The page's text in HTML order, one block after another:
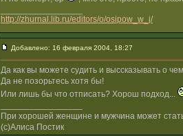
http://zhurnal.lib.ru/editors/o/osipow_w_j/
Добавлено: 16 февраля 2004, 18:27
Да как вы можете судить и выссказывать о
Да не позорьтесь хотя бы!
Или лишь бы что отписать? Хорош подход...
При хорошей женщине и мужчина может
(с)Алиса Постик